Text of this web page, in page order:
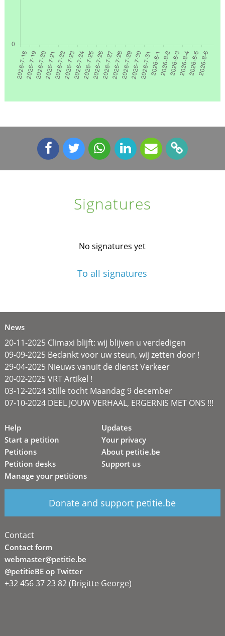
Signatures
No signatures yet
To all signatures
News
20-11-2025 Climaxi blijft: wij blijven u verdedigen
09-09-2025 Bedankt voor uw steun, wij zetten door !
29-04-2025 Nieuws vanuit de dienst Verkeer
20-02-2025 VRT Artikel !
03-12-2024 Stille tocht Maandag 9 december
07-10-2024 DEEL JOUW VERHAAL, ERGERNIS MET ONS !!!
Help
Start a petition
Petitions
Petition desks
Manage your petitions
Updates
Your privacy
About petitie.be
Support us
Donate and support petitie.be
Contact
Contact form
webmaster@petitie.be
@petitieBE op Twitter
+32 456 37 23 82 (Brigitte George)